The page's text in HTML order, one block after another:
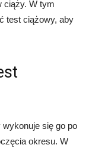
ciąży. W tym
test ciążowy, aby
się go po
okresu. W